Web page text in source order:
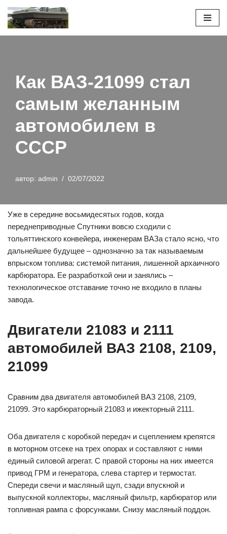
Перейти
Как ВАЗ-21099 стал
самым желанным
автомобилем в
СССР
автор: admin 02/07/2022
Уже в середине восьмидесятых годов, когда
переднеприводные Спутники вовсю сходили с
тольяттинского конвейера, инженерам ВАЗа стало ясно, что
дальнейшее будущее – однозначно за так называемым
впрыском топлива: системой питания, лишенной архаичного
карбюратора. Ее разработкой они и занялись –
технологическое отставание точно не входило в планы
завода.
Двигатели 21083 и 2111
автомобилей ВАЗ 2108, 2109,
21099
Сравним два двигателя автомобилей ВАЗ 2108, 2109,
21099. Это карбюраторный 21083 и ижекторный 2111.
Оба двигателя с коробкой передач и сцеплением крепятся
в моторном отсеке на трех опорах и составляют с ними
единый силовой агрегат. С правой стороны на них имеется
привод ГРМ и генератора, слева стартер и термостат.
Спереди свечи и масляный щуп, сзади впускной и
выпускной коллекторы, масляный фильтр, карбюратор или
топливная рампа с форсунками. Снизу масляный поддон.